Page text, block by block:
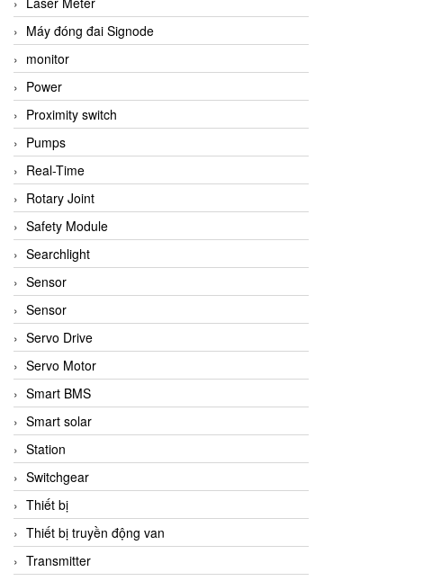
Máy đóng đai Signode
monitor
Power
Proximity switch
Pumps
Real-Time
Rotary Joint
Safety Module
Searchlight
Sensor
Sensor
Servo Drive
Servo Motor
Smart BMS
Smart solar
Station
Switchgear
Thiết bị
Thiết bị truyền động van
Transmitter